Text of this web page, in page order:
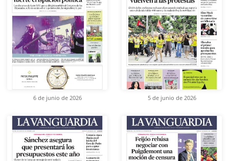
6 de junio de 2026 5 de junio de 2026